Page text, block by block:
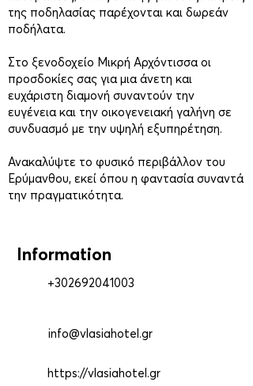
της ποδηλασίας παρέχονται και δωρεάν
ποδήλατα.
Στο ξενοδοχείο Μικρή Αρχόντισσα οι
προσδοκίες σας για μια άνετη και
ευχάριστη διαμονή συναντούν την
ευγένεια και την οικογενειακή γαλήνη σε
συνδυασμό με την υψηλή εξυπηρέτηση.
Ανακαλύψτε το φυσικό περιβάλλον του
Ερύμανθου, εκεί όπου η φαντασία συναντά
την πραγματικότητα.
Information
+302692041003
info@vlasiahotel.gr
https://vlasiahotel.gr